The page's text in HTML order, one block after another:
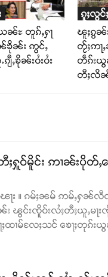
ၼ်ႊ တူၵ်ႇႁႃ
ၶိုၼ်း ဢွင်ႇ
ျီႇၶိုၼ်းဝႆးဝႆး
ၵူႈလွင်
ၽူႈၵွၼ်
တႂ်ႈဢႃ
တဵၵ်းယွ
တီႈလိၼ်
ႁူဝ်မိူင်း ဢၢၼ်းပိုတ်ႇတ
ႃး ။ ၵမ်ႈၼမ် ဢမ်ႇႁၼ်
ၽွင်းၸိူဝ်းလႆႈတီႈယူႇမႃး
ၢမ်လႄႈသင် ၶေႃႈတုၵ်း